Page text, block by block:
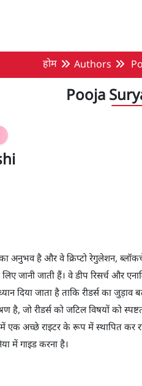
होम Authors
Pooja
का अनुभव है और वे क्रिप्टो रेगुलेशन,
जानी जाती हैं। वे डीप रिसर्च और
दिया जाता है ताकि रीडर्स का जुड़ाव
है, जो रीडर्स को जटिल विषयों को
में एक अच्छे राइटर के रूप में स्थापित
में गाइड करना है।